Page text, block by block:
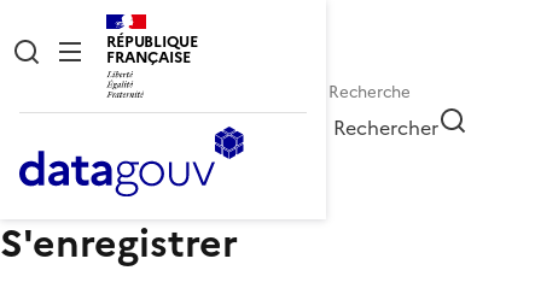
RÉPUBLIQUE
FRANÇAISE
Rechercher
S'enregistrer